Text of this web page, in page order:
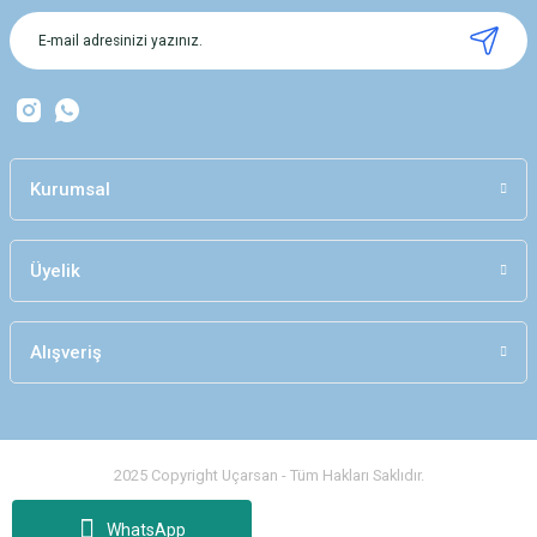
WhatsApp
Ürün açıklamasında eksik bilgiler bulunuyor.
Ürün bilgilerinde hatalar bulunuyor.
Bu ürüne benzer farklı alternatifler olmalı.
Kurumsal
Üyelik
Alışveriş
2025 Copyright Uçarsan - Tüm Hakları Saklıdır.